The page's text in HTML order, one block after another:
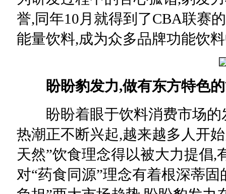
誉,同年10月就得到了CBA联赛
能量饮料,成为众多品牌功能饮
盼盼豹发力,做有东方特色
盼盼着眼于饮料消费市场的
热潮正不断兴起,越来越多人开
天然”饮食理念得以被大力提倡,
对“药食同源”理念有着根深蒂